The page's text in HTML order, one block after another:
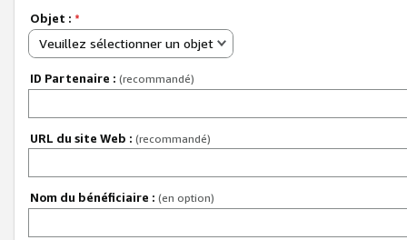
Objet : *
Veuillez sélectionner un objet
ID Partenaire : (recommandé)
URL du site Web : (recommandé)
Nom du bénéficiaire : (en option)